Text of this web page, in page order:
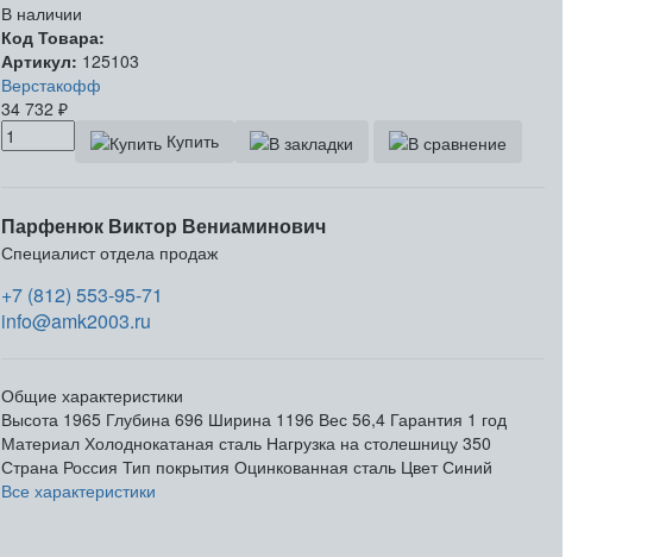
В наличии
Код Товара:
Артикул: 125103
Верстакофф
34 732 ₽
Купить
Парфенюк Виктор Вениаминович
Специалист отдела продаж
+7 (812) 553-95-71
info@amk2003.ru
Общие характеристики
Высота 1965 Глубина 696 Ширина 1196 Вес 56,4 Гарантия 1 год
Материал Холоднокатаная сталь Нагрузка на столешницу 350
Страна Россия Тип покрытия Оцинкованная сталь Цвет Синий
Все характеристики